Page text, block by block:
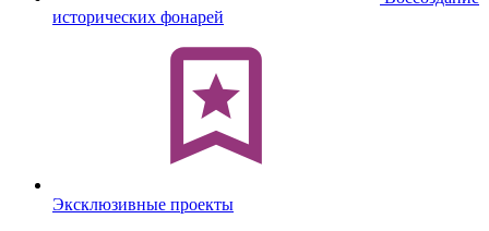
исторических фонарей
Эксклюзивные проекты